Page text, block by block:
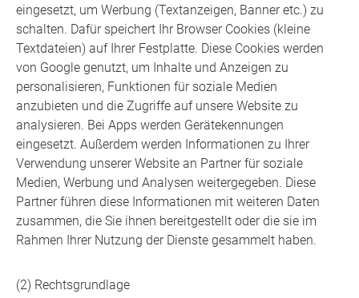
eingesetzt, um Werbung (Textanzeigen, Banner etc.) zu
schalten. Dafür speichert Ihr Browser Cookies (kleine
Textdateien) auf Ihrer Festplatte. Diese Cookies werden
von Google genutzt, um Inhalte und Anzeigen zu
personalisieren, Funktionen für soziale Medien
anzubieten und die Zugriffe auf unsere Website zu
analysieren. Bei Apps werden Gerätekennungen
eingesetzt. Außerdem werden Informationen zu Ihrer
Verwendung unserer Website an Partner für soziale
Medien, Werbung und Analysen weitergegeben. Diese
Partner führen diese Informationen mit weiteren Daten
zusammen, die Sie ihnen bereitgestellt oder die sie im
Rahmen Ihrer Nutzung der Dienste gesammelt haben.
(2) Rechtsgrundlage